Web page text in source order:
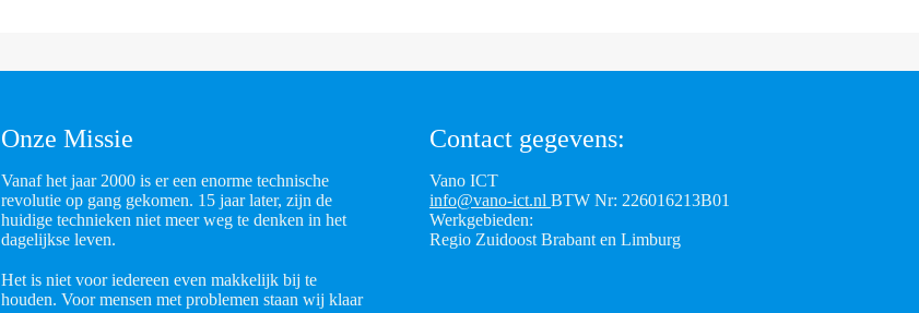
Onze Missie
Vanaf het jaar 2000 is er een enorme technische
revolutie op gang gekomen. 15 jaar later, zijn de
huidige technieken niet meer weg te denken in het
dagelijkse leven.
Het is niet voor iedereen even makkelijk bij te
houden. Voor mensen met problemen staan wij klaar
Contact gegevens:
Vano ICT
info@vano-ict.nl BTW Nr: 226016213B01
Werkgebieden:
Regio Zuidoost Brabant en Limburg